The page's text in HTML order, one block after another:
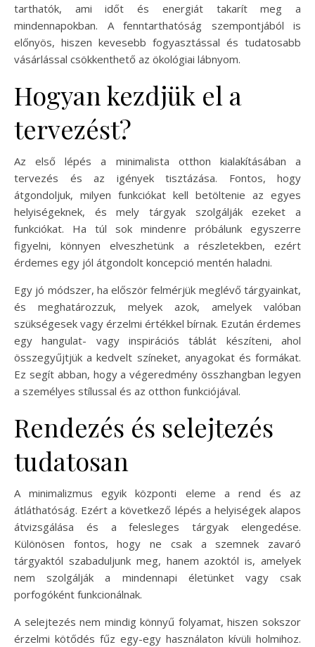
tarthatók, ami időt és energiát takarít meg a
mindennapokban. A fenntarthatóság szempontjából is
előnyös, hiszen kevesebb fogyasztással és tudatosabb
vásárlással csökkenthető az ökológiai lábnyom.
Hogyan kezdjük el a
tervezést?
Az első lépés a minimalista otthon kialakításában a
tervezés és az igények tisztázása. Fontos, hogy
átgondoljuk, milyen funkciókat kell betöltenie az egyes
helyiségeknek, és mely tárgyak szolgálják ezeket a
funkciókat. Ha túl sok mindenre próbálunk egyszerre
figyelni, könnyen elveszhetünk a részletekben, ezért
érdemes egy jól átgondolt koncepció mentén haladni.
Egy jó módszer, ha először felmérjük meglévő tárgyainkat,
és meghatározzuk, melyek azok, amelyek valóban
szükségesek vagy érzelmi értékkel bírnak. Ezután érdemes
egy hangulat- vagy inspirációs táblát készíteni, ahol
összegyűjtjük a kedvelt színeket, anyagokat és formákat.
Ez segít abban, hogy a végeredmény összhangban legyen
a személyes stílussal és az otthon funkciójával.
Rendezés és selejtezés
tudatosan
A minimalizmus egyik központi eleme a rend és az
átláthatóság. Ezért a következő lépés a helyiségek alapos
átvizsgálása és a felesleges tárgyak elengedése.
Különösen fontos, hogy ne csak a szemnek zavaró
tárgyaktól szabaduljunk meg, hanem azoktól is, amelyek
nem szolgálják a mindennapi életünket vagy csak
porfogóként funkcionálnak.
A selejtezés nem mindig könnyű folyamat, hiszen sokszor
érzelmi kötődés fűz egy-egy használaton kívüli holmihoz.